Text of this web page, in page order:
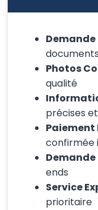
Photos
qualité
précises
Paiement
confirmée
Demande
ends
Service
prioritaire